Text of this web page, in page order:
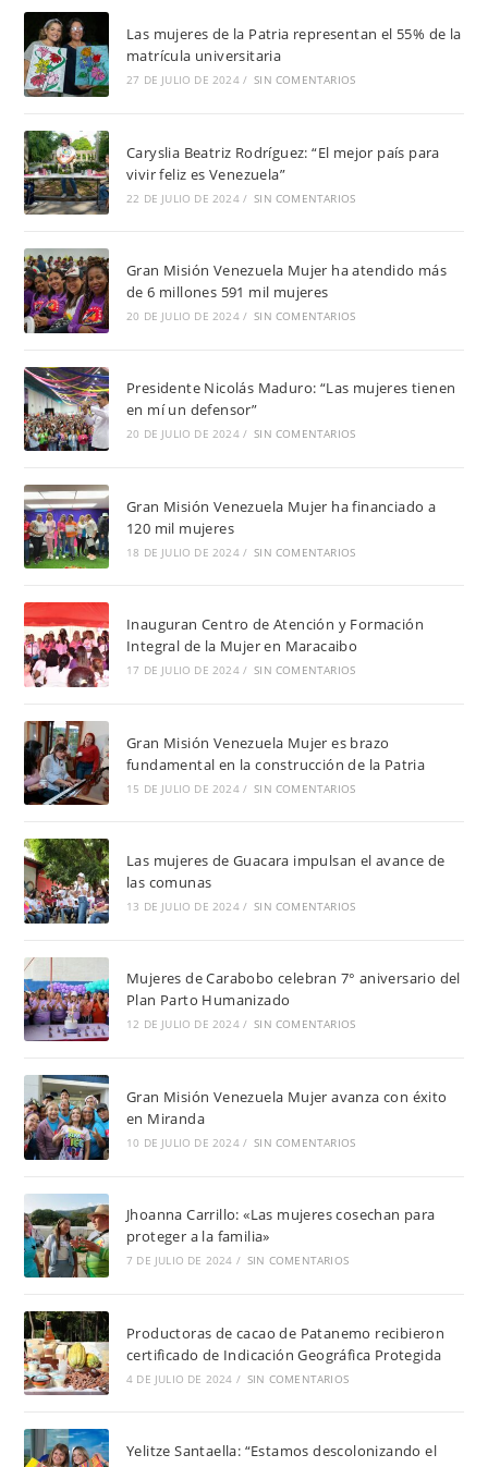
Las mujeres de la Patria representan el 55% de la
matrícula universitaria
27 DE JULIO DE 2024 / SIN COMENTARIOS
Caryslia Beatriz Rodríguez: “El mejor país para
vivir feliz es Venezuela”
22 DE JULIO DE 2024 / SIN COMENTARIOS
Gran Misión Venezuela Mujer ha atendido más
de 6 millones 591 mil mujeres
20 DE JULIO DE 2024 / SIN COMENTARIOS
Presidente Nicolás Maduro: “Las mujeres tienen
en mí un defensor”
20 DE JULIO DE 2024 / SIN COMENTARIOS
Gran Misión Venezuela Mujer ha financiado a
120 mil mujeres
18 DE JULIO DE 2024 / SIN COMENTARIOS
Inauguran Centro de Atención y Formación
Integral de la Mujer en Maracaibo
17 DE JULIO DE 2024 / SIN COMENTARIOS
Gran Misión Venezuela Mujer es brazo
fundamental en la construcción de la Patria
15 DE JULIO DE 2024 / SIN COMENTARIOS
Las mujeres de Guacara impulsan el avance de
las comunas
13 DE JULIO DE 2024 / SIN COMENTARIOS
Mujeres de Carabobo celebran 7° aniversario del
Plan Parto Humanizado
12 DE JULIO DE 2024 / SIN COMENTARIOS
Gran Misión Venezuela Mujer avanza con éxito
en Miranda
10 DE JULIO DE 2024 / SIN COMENTARIOS
Jhoanna Carrillo: «Las mujeres cosechan para
proteger a la familia»
7 DE JULIO DE 2024 / SIN COMENTARIOS
Productoras de cacao de Patanemo recibieron
certificado de Indicación Geográfica Protegida
4 DE JULIO DE 2024 / SIN COMENTARIOS
Yelitze Santaella: “Estamos descolonizando el